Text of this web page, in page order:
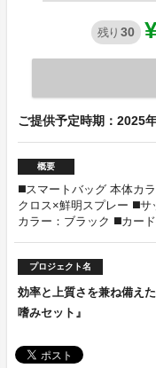
残り 30
ご提供予定時期：2025
概要
◼️スマートバッグ 本体カ
クロス×鮮明スプレー ◼️サ
カラー：ブラック ◼️カー
プロジェクト名
効率と上質さを兼ね備え
嗜みセット』